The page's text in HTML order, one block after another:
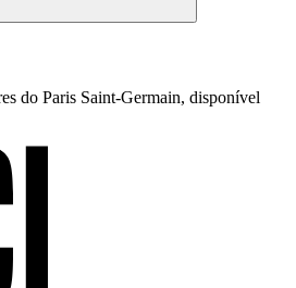
do Paris Saint-Germain, disponível